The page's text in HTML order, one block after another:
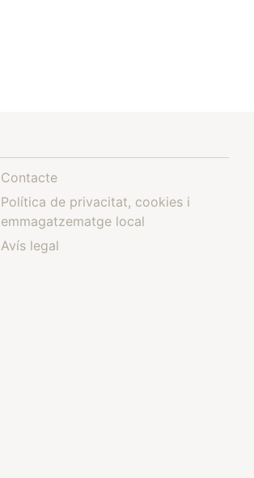
Contacte
Política de privacitat, cookies i
emmagatzematge local
Avís legal